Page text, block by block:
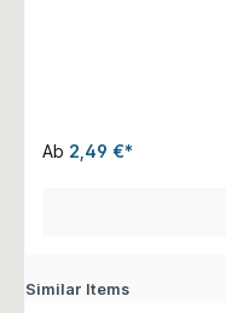
Ab 2,49 €*
Similar Items